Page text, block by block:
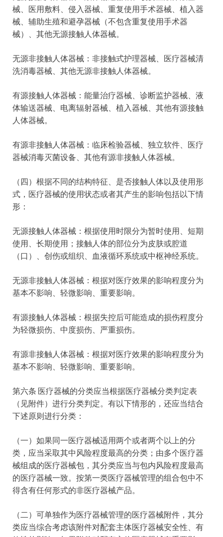
械、医用敷料、侵入器械、重复使用手术器械、植入器
械、辅助生殖和避孕器械（不包含重复使用手术器
械）、其他无源接触人体器械。
无源非接触人体器械：非接触式护理器械、医疗器械清
洗消毒器械、其他无源非接触人体器械。
有源接触人体器械：能量治疗器械、诊断监护器械、液
体输送器械、电离辐射器械、植入器械、其他有源接触
人体器械。
有源非接触人体器械：临床检验器械、独立软件、医疗
器械消毒灭菌设备、其他有源非接触人体器械。
（四）根据不同的结构特征、是否接触人体以及使用形
式，医疗器械的使用状态或者其产生的影响包括以下情
形：
无源接触人体器械：根据使用时限分为暂时使用、短期
使用、长期使用；接触人体的部位分为皮肤或腔道
（口）、创伤或组织、血液循环系统或中枢神经系统。
无源非接触人体器械：根据对医疗效果的影响程度分为
基本不影响、轻微影响、重要影响。
有源接触人体器械：根据失控后可能造成的损伤程度分
为轻微损伤、中度损伤、严重损伤。
有源非接触人体器械：根据对医疗效果的影响程度分为
基本不影响、轻微影响、重要影响。
第六条 医疗器械的分类应当根据医疗器械分类判定表
（见附件）进行分类判定。有以下情形的，还应当结合
下述原则进行分类：
（一）如果同一医疗器械适用两个或者两个以上的分
类，应当采取其中风险程度最高的分类；由多个医疗器
械组成的医疗器械包，其分类应当与包内风险程度最高
的医疗器械一致。按第一类医疗器械管理的组合包中不
得含有任何形式的非医疗器械产品。
（二）可单独作为医疗器械管理的医疗器械附件，其分
类应当综合考虑该附件对配套主体医疗器械安全性、有